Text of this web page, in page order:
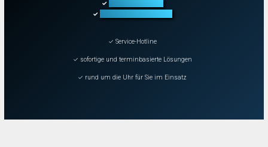
✓
✓
✓ Service-Hotline
✓ sofortige und terminbasierte Lösungen
✓ rund um die Uhr für Sie im Einsatz